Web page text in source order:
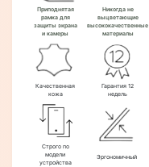
Приподнятая
рамка для
защиты экрана
и камеры
Никогда не
выцветающие
высококачественные
материалы
Качественная
кожа
Гарантия 12
недель
Строго по
модели
устройства
Эргономичный